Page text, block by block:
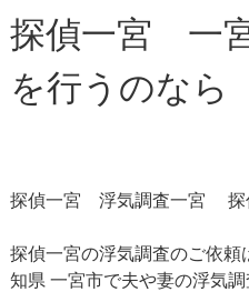
探偵一宮 一
を行うのなら
探偵一宮 浮気調査一宮 探
探偵一宮の浮気調査のご依頼
知県 一宮市で夫や妻の浮気